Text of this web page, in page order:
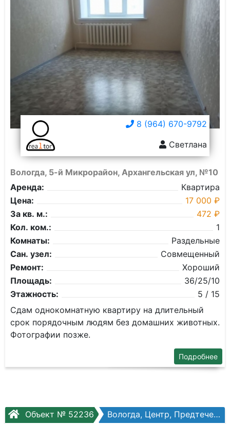
8 (964) 670-9792
Светлана
Вологда, 5-й Микрорайон, Архангельская ул, №10
Аренда:
Квартира
Цена:
17 000 ₽
За кв. м.:
472 ₽
Кол. ком.:
1
Комнаты:
Раздельные
Сан. узел:
Совмещенный
Ремонт:
Хороший
Площадь:
36/25/10
Этажность:
5 / 15
Сдам однокомнатную квартиру на длительный
срок порядочным людям без домашних животных.
Фотографии позже.
Подробнее
Объект № 52236 Вологда, Центр, Предтеченская ул, №45